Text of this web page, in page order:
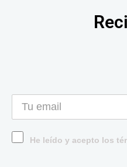
He leído y acepto los